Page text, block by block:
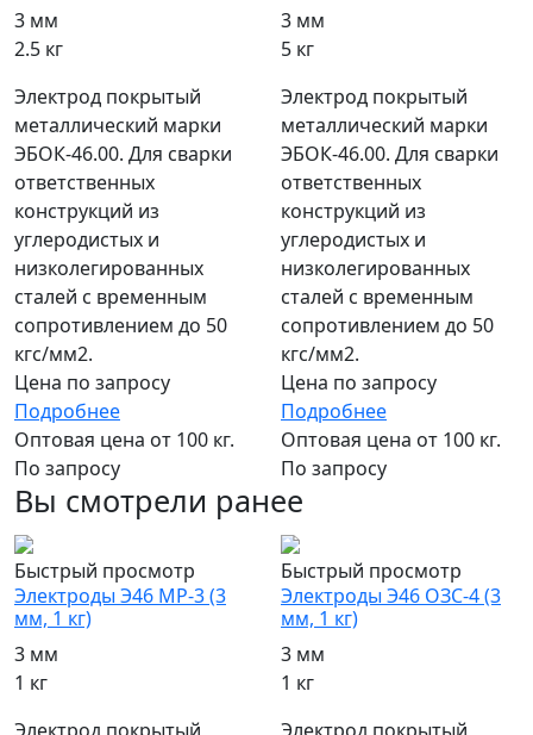
3 мм
2.5 кг
Электрод покрытый
металлический марки
ЭБОК-46.00. Для сварки
ответственных
конструкций из
углеродистых и
низколегированных
сталей с временным
сопротивлением до 50
кгс/мм2.
Цена по запросу
Подробнее
Оптовая цена от 100 кг.
По запросу
3 мм
5 кг
Электрод покрытый
металлический марки
ЭБОК-46.00. Для сварки
ответственных
конструкций из
углеродистых и
низколегированных
сталей с временным
сопротивлением до 50
кгс/мм2.
Цена по запросу
Подробнее
Оптовая цена от 100 кг.
По запросу
Вы смотрели ранее
Быстрый просмотр
Электроды Э46 МР-3 (3
мм, 1 кг)
3 мм
1 кг
Быстрый просмотр
Электроды Э46 ОЗС-4 (3
мм, 1 кг)
3 мм
1 кг